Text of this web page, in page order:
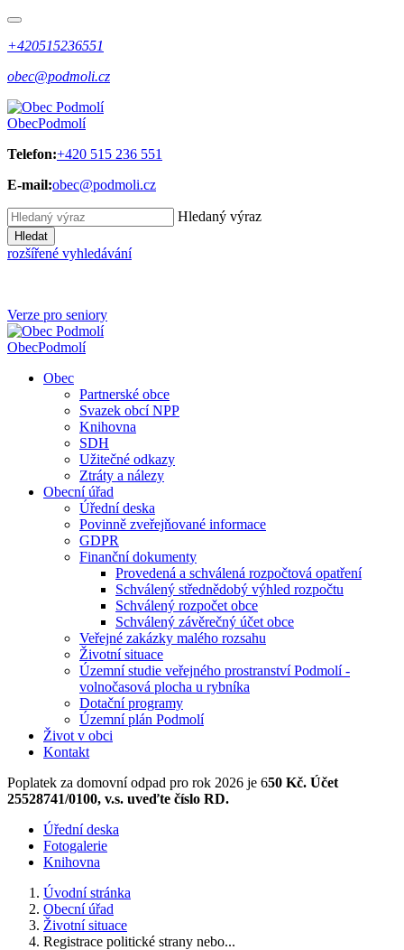
+420515236551
obec@podmoli.cz
ObecPodmolí
Telefon:+420 515 236 551
E-mail:obec@podmoli.cz
Hledaný výraz
Hledat
rozšířené vyhledávání
Verze pro seniory
ObecPodmolí
Obec
Partnerské obce
Svazek obcí NPP
Knihovna
SDH
Užitečné odkazy
Ztráty a nálezy
Obecní úřad
Úřední deska
Povinně zveřejňované informace
GDPR
Finanční dokumenty
Provedená a schválená rozpočtová opatření
Schválený střednědobý výhled rozpočtu
Schválený rozpočet obce
Schválený závěrečný účet obce
Veřejné zakázky malého rozsahu
Životní situace
Územní studie veřejného prostranství Podmolí -
volnočasová plocha u rybníka
Dotační programy
Územní plán Podmolí
Život v obci
Kontakt
Poplatek za domovní odpad pro rok 2026 je 650 Kč. Účet
25528741/0100, v.s. uveďte číslo RD.
Úřední deska
Fotogalerie
Knihovna
Úvodní stránka
Obecní úřad
Životní situace
Registrace politické strany nebo...